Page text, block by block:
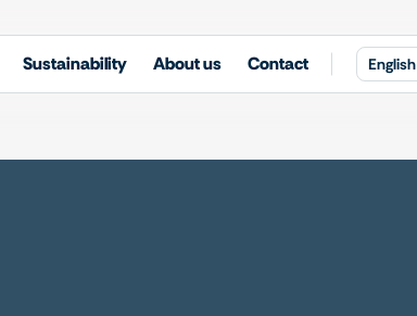
Sustainability About us Contact English